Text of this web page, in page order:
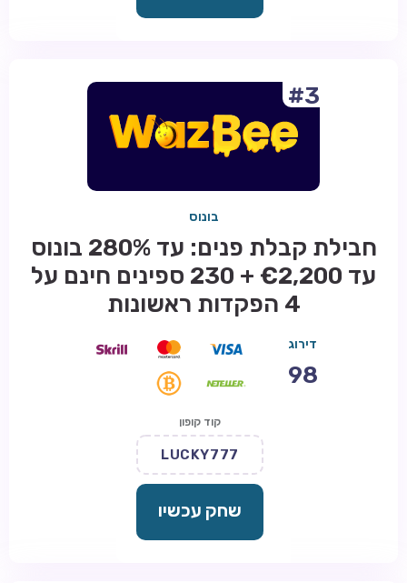
#3
בונוס
חבילת קבלת פנים: עד 280% בונוס
עד €2,200 + 230 ספינים חינם על
4 הפקדות ראשונות
דירוג
98
קוד קופון
LUCKY777
שחק עכשיו